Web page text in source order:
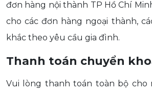
đơn hàng nội thành TP Hồ Chí
cho các đơn hàng ngoại thành,
khắc theo yêu cầu gia đình.
Thanh toán chuyển
Vui lòng thanh toán toàn bộ cho